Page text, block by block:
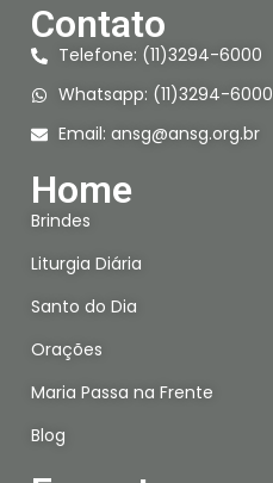
Contato
Telefone: (11)3294-6000
Whatsapp: (11)3294-6000
Email: ansg@ansg.org.br
Home
Brindes
Liturgia Diária
Santo do Dia
Orações
Maria Passa na Frente
Blog